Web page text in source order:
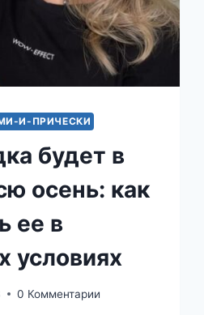
И-ПРИЧЕСКИ
будет в
осень: как
ее в
условиях
0 Комментарии